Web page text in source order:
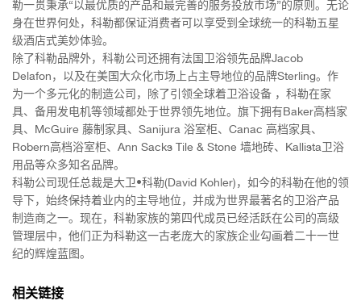
勒一贯秉承“以最优质的产品和最完善的服务投放市场”的原则。无论
身在世界何处，科勒都保证消费者可以享受到全球统一的科勒五星
级酒店式美妙体验。
除了科勒品牌外，科勒公司还拥有法国卫浴领先品牌Jacob
Delafon，以及在美国大众化市场上占主导地位的品牌Sterling。作
为一个多元化的制造公司，除了引领全球着卫浴设备 ，科勒在家
具、备用发电机等领域都处于世界领先地位。旗下拥有Baker高档家
具、McGuire 藤制家具、Sanijura 浴室柜、Canac 高档家具、
Robern高档浴室柜、Ann Sacks Tile & Stone 墙地砖、Kallista卫浴
用品等众多知名品牌。
科勒公司现任总裁是大卫•科勒(David Kohler)，如今的科勒在他的领
导下，始终保持着业内的主导地位，并成为世界最著名的卫浴产品
制造商之一。现在，科勒家族的第四代成员已经活跃在公司的高级
管理层中，他们正为科勒这一古老庞大的家族企业勾画着二十一世
纪的辉煌蓝图。
相关链接